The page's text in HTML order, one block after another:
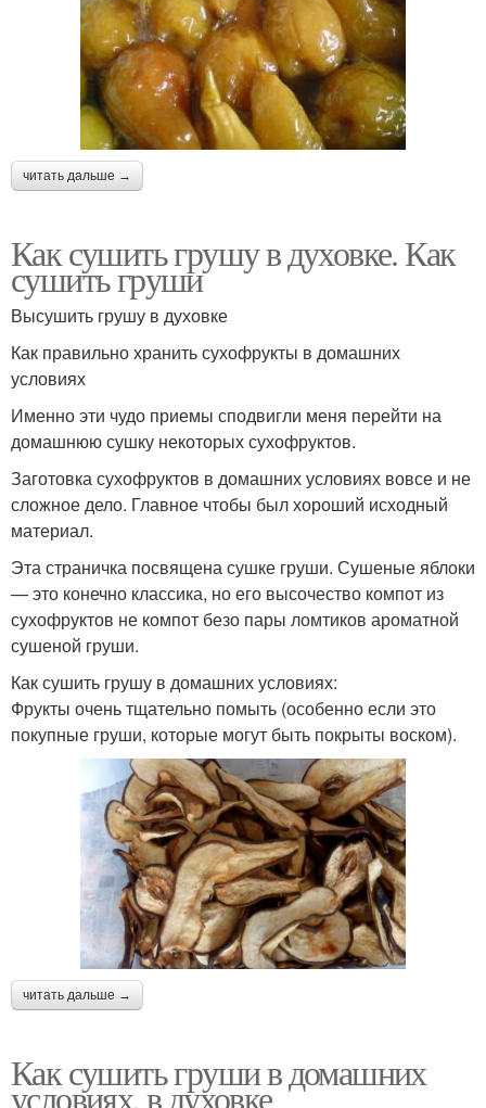
читать дальше →
Как сушить грушу в духовке. Как
сушить груши
Высушить грушу в духовке
Как правильно хранить сухофрукты в домашних
условиях
Именно эти чудо приемы сподвигли меня перейти на
домашнюю сушку некоторых сухофруктов.
Заготовка сухофруктов в домашних условиях вовсе и не
сложное дело. Главное чтобы был хороший исходный
материал.
Эта страничка посвящена сушке груши. Сушеные яблоки
— это конечно классика, но его высочество компот из
сухофруктов не компот безо пары ломтиков ароматной
сушеной груши.
Как сушить грушу в домашних условиях:
Фрукты очень тщательно помыть (особенно если это
покупные груши, которые могут быть покрыты воском).
читать дальше →
Как сушить груши в домашних
условиях, в духовке